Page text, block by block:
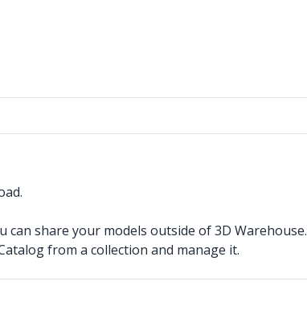
can share your models outside of 3D Warehouse.
from a collection and manage it.